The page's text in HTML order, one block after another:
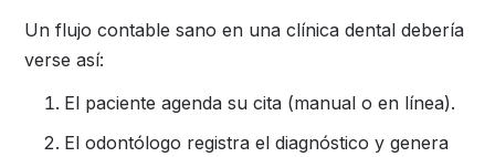
Un flujo contable sano en una clínica dental debería
verse así:
El paciente agenda su cita (manual o en línea).
El odontólogo registra el diagnóstico y genera